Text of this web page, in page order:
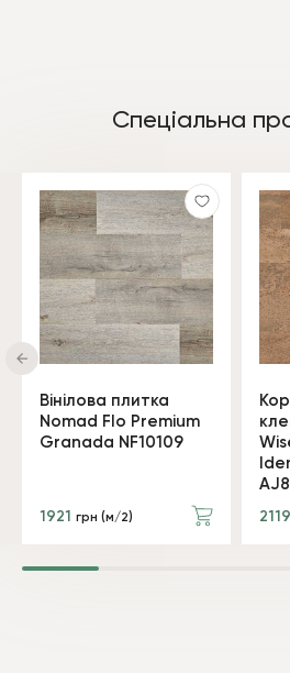
Спеціальна
Вінілова плитка
Nomad Flo Premium
Granada NF10109
1921 грн (м/2) 2119